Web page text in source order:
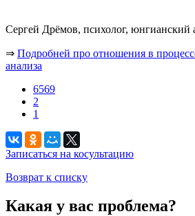
Сергей Дрёмов, психолог, юнгианский
⇒ Подробней про отношения в
анализа
6569
2
1
Записаться на косультацию
Возврат к списку
Какая у вас проблема?